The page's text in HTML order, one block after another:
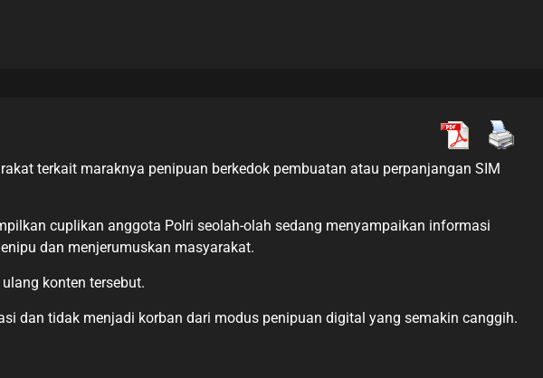
terkait maraknya penipuan berkedok pembuatan atau perpanjangan SIM
cuplikan anggota Polri seolah-olah sedang menyampaikan informasi
dan menjerumuskan masyarakat.
konten tersebut.
dan tidak menjadi korban dari modus penipuan digital yang semakin canggih.